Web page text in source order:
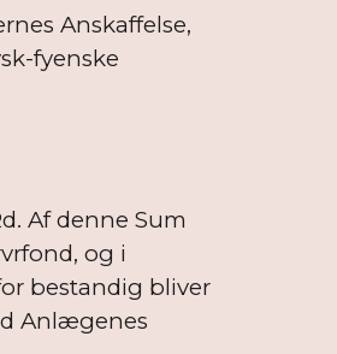
Anskaffelse,
fyenske
Af denne Sum
og i
bestandig bliver
Anlægenes